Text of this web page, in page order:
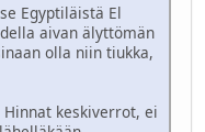
Egyptiläistä El
aivan älyttömän
olla niin tiukka,
keskiverrot, ei